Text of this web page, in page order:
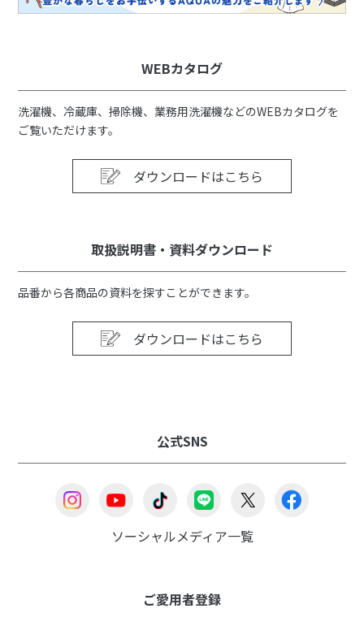
WEBカタログ
洗濯機、冷蔵庫、掃除機、業務用洗濯機などのWEBカタログを
ご覧いただけます。
ダウンロードはこちら
取扱説明書・資料ダウンロード
品番から各商品の資料を探すことができます。
ダウンロードはこちら
公式SNS
ソーシャルメディア一覧
ご愛用者登録